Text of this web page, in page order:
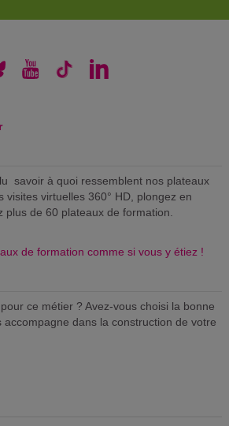
savoir à quoi ressemblent nos plateaux
visites virtuelles 360° HD, plongez en
plus de 60 plateaux de formation.
de formation comme si vous y étiez !
ce métier ? Avez-vous choisi la bonne
dans la construction de votre